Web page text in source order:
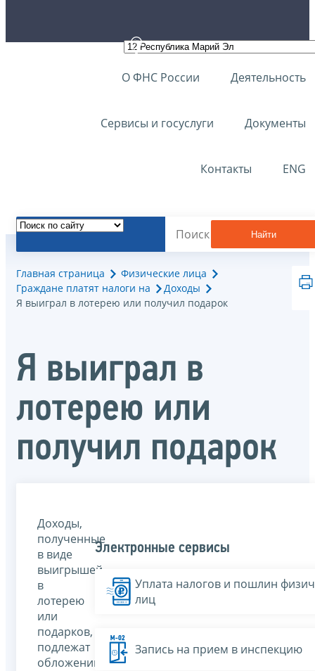
О ФНС России Деятельность
Сервисы и госуслуги Документы
Контакты ENG
Найти
Главная страница
Физические лица
Граждане платят налоги на
Доходы
Я выиграл в лотерею или получил подарок
Я выиграл в
лотерею или
получил подарок
Доходы,
полученные
в виде
выигрышей
в
лотерею
или
подарков,
подлежат
обложению
Электронные сервисы
Уплата налогов и пошлин
лиц
Запись на прием в инспекцию